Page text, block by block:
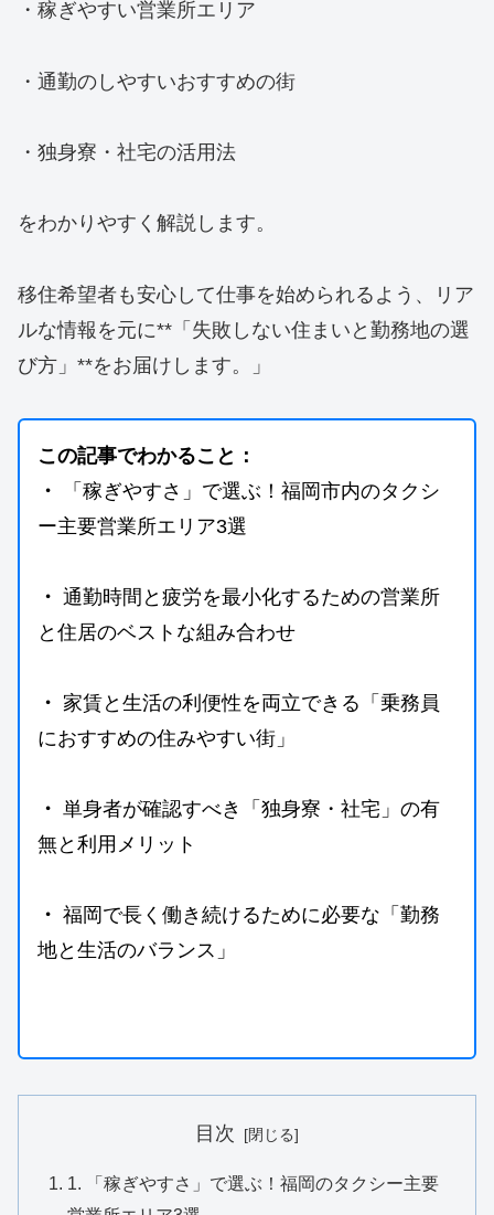
・稼ぎやすい営業所エリア
・通勤のしやすいおすすめの街
・独身寮・社宅の活用法
をわかりやすく解説します。
移住希望者も安心して仕事を始められるよう、リア
ルな情報を元に**「失敗しない住まいと勤務地の選
び方」**をお届けします。」
この記事でわかること：
・
「稼ぎやすさ」で選ぶ！福岡市内のタクシ
ー主要営業所エリア3選
・ 通勤時間と疲労を最小化するための営業所
と住居のベストな組み合わせ
・ 家賃と生活の利便性を両立できる「乗務員
におすすめの住みやすい街」
・ 単身者が確認すべき「独身寮・社宅」の有
無と利用メリット
・ 福岡で長く働き続けるために必要な「勤務
地と生活のバランス」
目次
1. 「稼ぎやすさ」で選ぶ！福岡のタクシー主要